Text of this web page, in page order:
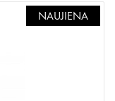
NAUJIENA